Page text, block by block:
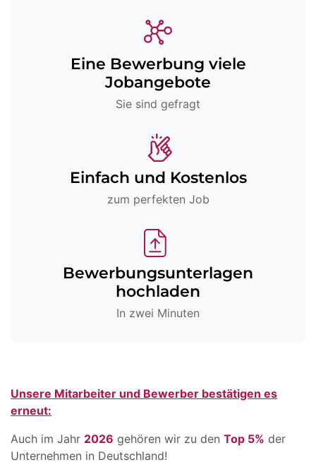
Eine Bewerbung viele
Jobangebote
Sie sind gefragt
Einfach und Kostenlos
zum perfekten Job
Bewerbungsunterlagen
hochladen
In zwei Minuten
Unsere Mitarbeiter und Bewerber bestätigen es
erneut:
Auch im Jahr 2026 gehören wir zu den Top 5% der
Unternehmen in Deutschland!